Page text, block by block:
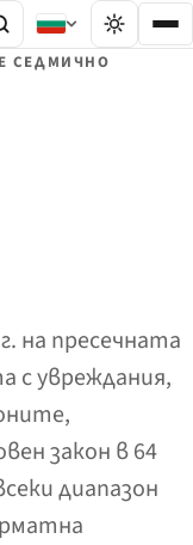
СЕДМИЧНО
на пресечната
с увреждания,
закон в 64
диапазон